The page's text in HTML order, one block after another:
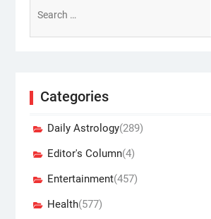
for:
Categories
Daily Astrology(289)
Editor's Column(4)
Entertainment(457)
Health(577)